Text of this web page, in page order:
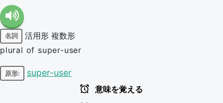
名詞 活用形 複数形
plural of super-user
原形: super-user
意味を覚える